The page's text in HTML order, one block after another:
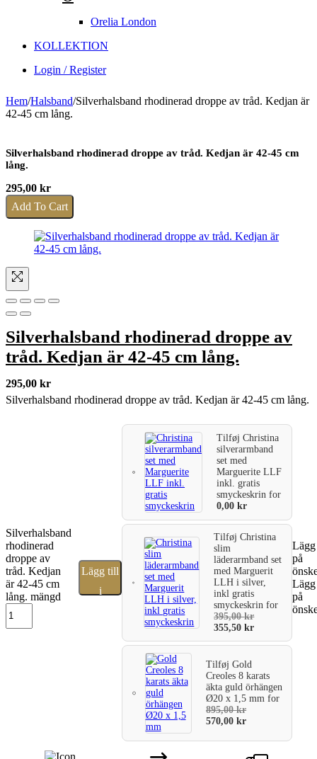
Orelia London
KOLLEKTION
Login / Register
Hem/Halsband/Silverhalsband rhodinerad droppe av tråd. Kedjan är
42-45 cm lång.
Silverhalsband rhodinerad droppe av tråd. Kedjan är 42-45 cm
lång.
295,00 kr
Add To Cart
Silverhalsband rhodinerad droppe av
tråd. Kedjan är 42-45 cm lång.
295,00 kr
Silverhalsband rhodinerad droppe av tråd. Kedjan är 42-45 cm lång.
Silverhalsband
rhodinerad
droppe av
tråd. Kedjan
är 42-45 cm
lång. mängd
Lägg till
i
TilføjChristina
silverarmband
set med
Marguerite LLF
inkl. gratis
smyckeskrinfor
0,00kr
TilføjChristina
slim
läderarmband set
med Marguerit
LLH i silver,
inkl gratis
smyckeskrinfor
395,00kr
355,50kr
TilføjGold
Creoles 8 karats
äkta guld örhängen
Ø20 x 1,5 mmfor
895,00kr
570,00kr
på
på